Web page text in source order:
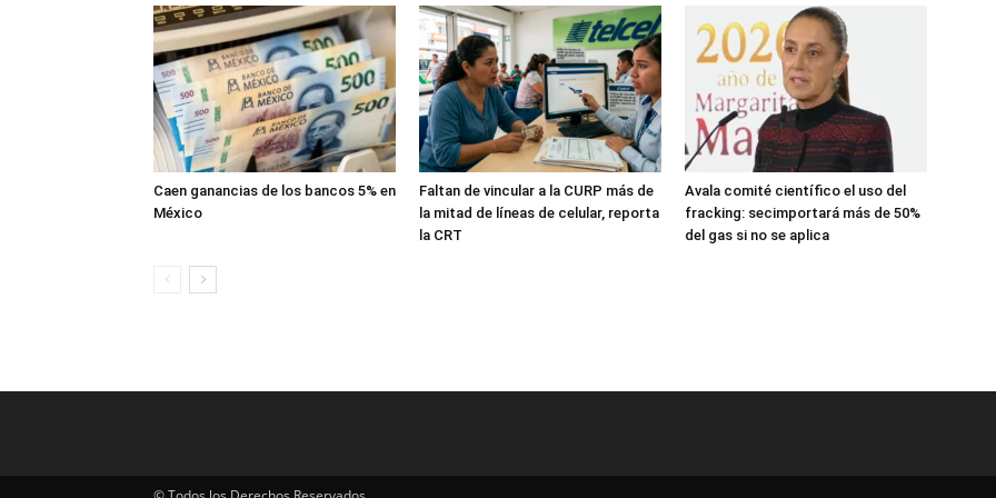
Caen ganancias de los bancos 5% en
México
Faltan de vincular a la CURP más de
la mitad de líneas de celular, reporta
la CRT
Avala comité científico el uso del
fracking: secimportará más de 50%
del gas si no se aplica